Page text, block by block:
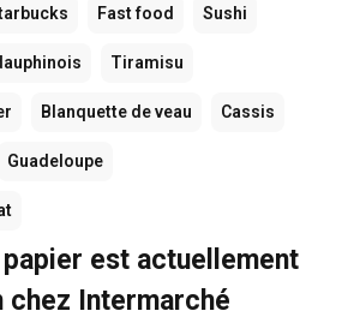
Fast food Sushi
Tiramisu
Blanquette de veau Cassis
Guadeloupe
est actuellement
chez Intermarché